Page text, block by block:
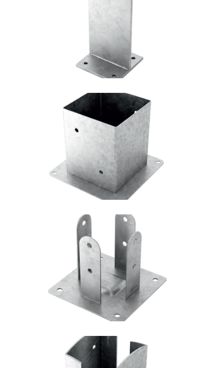
Portapilastro TYP F70
Portapilastro TYP F50
ROTHOBLAAS
Portapilastro TYP F51
ROTHOBLAAS